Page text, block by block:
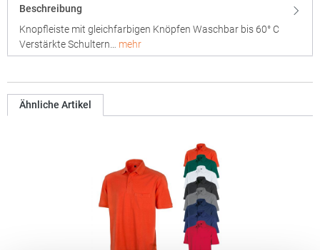
Beschreibung
Knopfleiste mit gleichfarbigen Knöpfen Waschbar bis 60° C
Verstärkte Schultern… mehr
Ähnliche Artikel